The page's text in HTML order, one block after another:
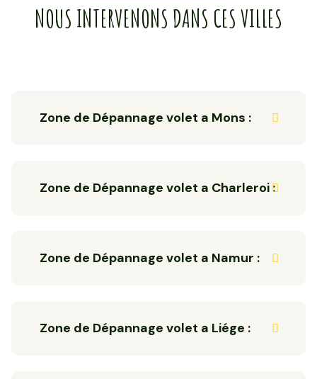
NOUS INTERVENONS DANS CES VILLES
Zone de Dépannage volet a Mons :
Zone de Dépannage volet a Charleroi :
Zone de Dépannage volet a Namur :
Zone de Dépannage volet a Liége :